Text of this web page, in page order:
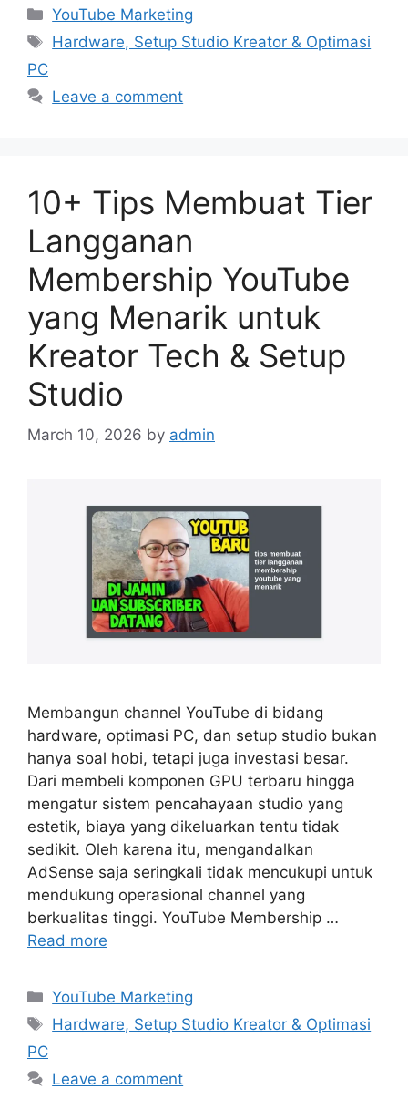
Categories
YouTube Marketing
Tags
Hardware, Setup Studio Kreator & Optimasi
PC
Leave a comment
10+ Tips Membuat Tier
Langganan
Membership YouTube
yang Menarik untuk
Kreator Tech & Setup
Studio
March 10, 2026 by admin
Membangun channel YouTube di bidang
hardware, optimasi PC, dan setup studio bukan
hanya soal hobi, tetapi juga investasi besar.
Dari membeli komponen GPU terbaru hingga
mengatur sistem pencahayaan studio yang
estetik, biaya yang dikeluarkan tentu tidak
sedikit. Oleh karena itu, mengandalkan
AdSense saja seringkali tidak mencukupi untuk
mendukung operasional channel yang
berkualitas tinggi. YouTube Membership …
Read more
Categories
YouTube Marketing
Tags
Hardware, Setup Studio Kreator & Optimasi
PC
Leave a comment